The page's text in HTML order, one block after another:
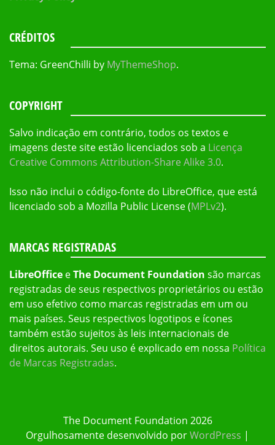
CRÉDITOS
Tema: GreenChilli by MyThemeShop.
COPYRIGHT
Salvo indicação em contrário, todos os textos e
imagens deste site estão licenciados sob a Licença
Creative Commons Attribution-Share Alike 3.0.
Isso não inclui o código-fonte do LibreOffice, que está
licenciado sob a Mozilla Public License (MPLv2).
MARCAS REGISTRADAS
LibreOffice eThe Document Foundation são marcas
registradas de seus respectivos proprietários ou estão
em uso efetivo como marcas registradas em um ou
mais países. Seus respectivos logotipos e ícones
também estão sujeitos às leis internacionais de
direitos autorais. Seu uso é explicado em nossa Política
de Marcas Registradas.
The Document Foundation 2026
Orgulhosamente desenvolvido porWordPress |